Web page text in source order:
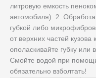
литровую емкость
автомобиля). 2.
губкой либо
от верхних частей
ополаскивайте губку или
Смойте водой при
обязательно взболтать!